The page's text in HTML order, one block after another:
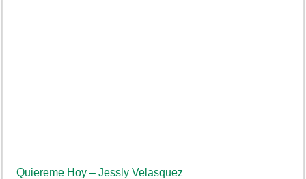
Quiereme Hoy – Jessly Velasquez